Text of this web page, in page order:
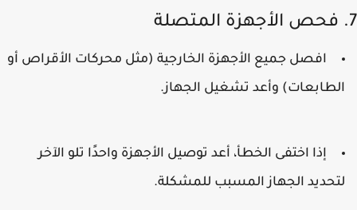
افصل جميع الأجهزة الخارجية (مثل محركات الأقراص أو
وأعد تشغيل الجهاز.
إذا اختفى الخطأ، أعد توصيل الأجهزة واحدًا تلو الآخر
الجهاز المسبب للمشكلة.